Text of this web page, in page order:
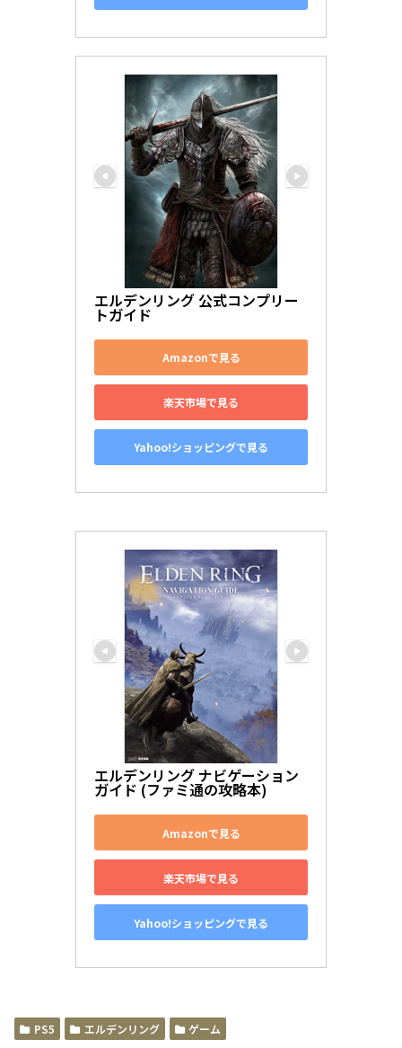
エルデンリング 公式コンプリー
トガイド
Amazonで見る
楽天市場で見る
Yahoo!ショッピングで見る
エルデンリング ナビゲーション
ガイド (ファミ通の攻略本)
Amazonで見る
楽天市場で見る
Yahoo!ショッピングで見る
PS5 エルデンリング ゲーム